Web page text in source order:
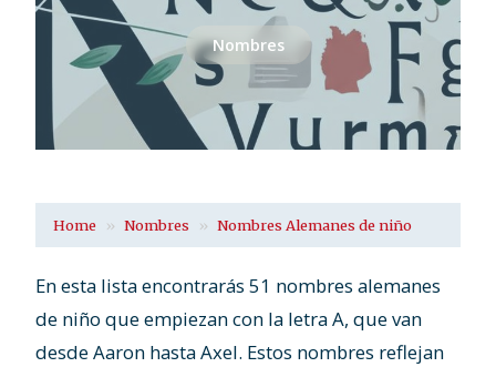
Nombres
Home Nombres Nombres Alemanes de niño
En esta lista encontrarás 51 nombres alemanes
de niño que empiezan con la letra A, que van
desde Aaron hasta Axel. Estos nombres reflejan